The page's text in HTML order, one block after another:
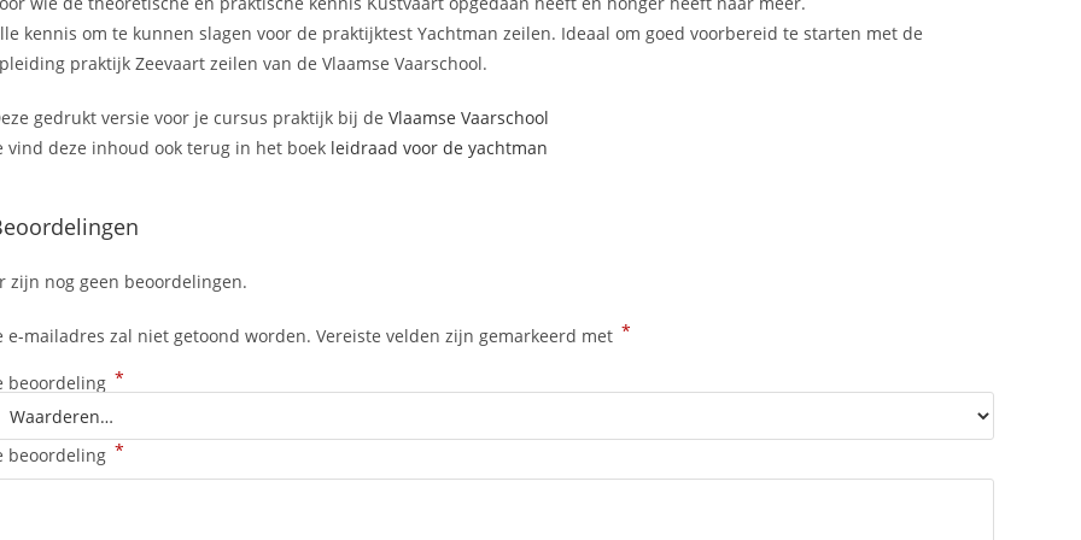
kennis om te kunnen slagen voor de praktijktest Yachtman zeilen. Ideaal om goed voorbereid te starten met de
praktijk Zeevaart zeilen van de Vlaamse Vaarschool.
gedrukt versie voor je cursus praktijk bij de Vlaamse Vaarschool
vind deze inhoud ook terug in het boek leidraad voor de yachtman
zijn nog geen beoordelingen.
e-mailadres zal niet getoond worden. Vereiste velden zijn gemarkeerd met *
beoordeling *
beoordeling *